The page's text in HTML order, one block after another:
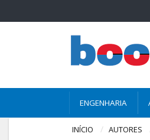
ENGENHARIA
INÍCIO AUTORES